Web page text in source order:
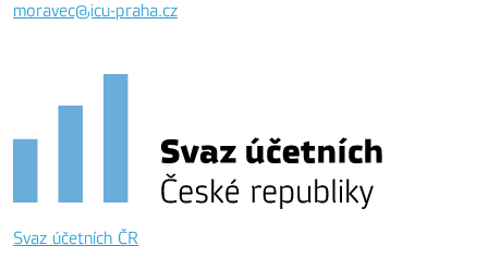
moravec@icu-praha.cz
Svaz účetních ČR